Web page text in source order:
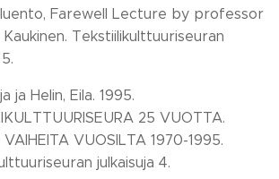
Farewell Lecture by professor
Tekstiilikulttuuriseuran
ja Helin, Eila. 1995.
25 VUOTTA.
VUOSILTA 1970-1995.
julkaisuja 4.